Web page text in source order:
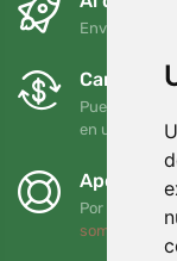
Envío
Cambios
Puede
en un plazo
Por cada
somos